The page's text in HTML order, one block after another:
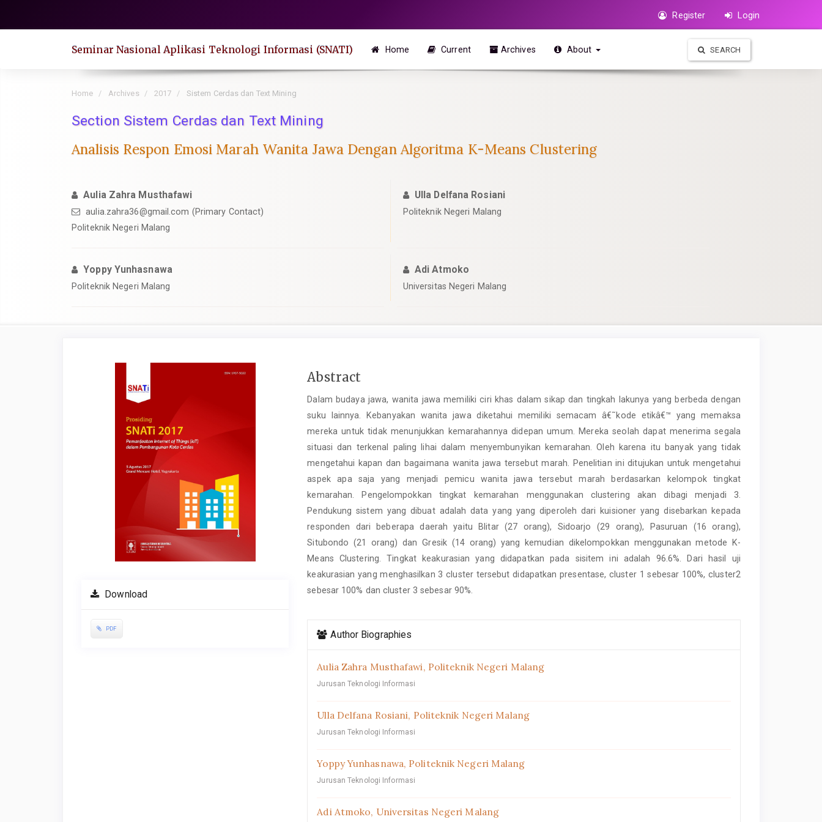
Register Login
Seminar Nasional Aplikasi Teknologi Informasi (SNATI) Home Current Archives About SEARCH
Home Archives 2017 Sistem Cerdas dan Text Mining
Section Sistem Cerdas dan Text Mining
Analisis Respon Emosi Marah Wanita Jawa Dengan Algoritma K-Means Clustering
Aulia Zahra Musthafawi
aulia.zahra36@gmail.com (Primary Contact)
Politeknik Negeri Malang
Ulla Delfana Rosiani
Politeknik Negeri Malang
Yoppy Yunhasnawa
Politeknik Negeri Malang
Adi Atmoko
Universitas Negeri Malang
Article
Download
PDF
Main
Content
Abstract
Dalam budaya jawa, wanita jawa memiliki ciri khas dalam sikap dan tingkah lakunya yang berbeda dengan
suku lainnya. Kebanyakan wanita jawa diketahui memiliki semacam â€˜kode etikâ€™ yang memaksa
mereka untuk tidak menunjukkan kemarahannya didepan umum. Mereka seolah dapat menerima segala
situasi dan terkenal paling lihai dalam menyembunyikan kemarahan. Oleh karena itu banyak yang tidak
mengetahui kapan dan bagaimana wanita jawa tersebut marah. Penelitian ini ditujukan untuk mengetahui
aspek apa saja yang menjadi pemicu wanita jawa tersebut marah berdasarkan kelompok tingkat
kemarahan. Pengelompokkan tingkat kemarahan menggunakan clustering akan dibagi menjadi 3.
Pendukung sistem yang dibuat adalah data yang yang diperoleh dari kuisioner yang disebarkan kepada
responden dari beberapa daerah yaitu Blitar (27 orang), Sidoarjo (29 orang), Pasuruan (16 orang),
Situbondo (21 orang) dan Gresik (14 orang) yang kemudian dikelompokkan menggunakan metode K-
Means Clustering. Tingkat keakurasian yang didapatkan pada sisitem ini adalah 96.6%. Dari hasil uji
keakurasian yang menghasilkan 3 cluster tersebut didapatkan presentase, cluster 1 sebesar 100%, cluster2
sebesar 100% dan cluster 3 sebesar 90%.
Details
Author Biographies
Aulia Zahra Musthafawi, Politeknik Negeri Malang
Jurusan Teknologi Informasi
Ulla Delfana Rosiani, Politeknik Negeri Malang
Jurusan Teknologi Informasi
Yoppy Yunhasnawa, Politeknik Negeri Malang
Jurusan Teknologi Informasi
Adi Atmoko, Universitas Negeri Malang